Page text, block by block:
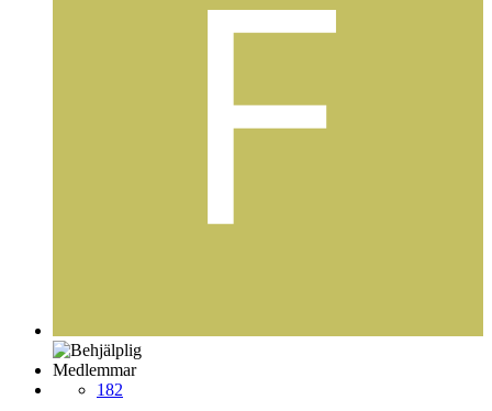
Medlemmar
182